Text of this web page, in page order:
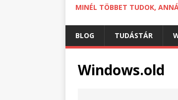
MINÉL TÖBBET TUDOK,
BLOG TUDÁSTÁR
Windows.old